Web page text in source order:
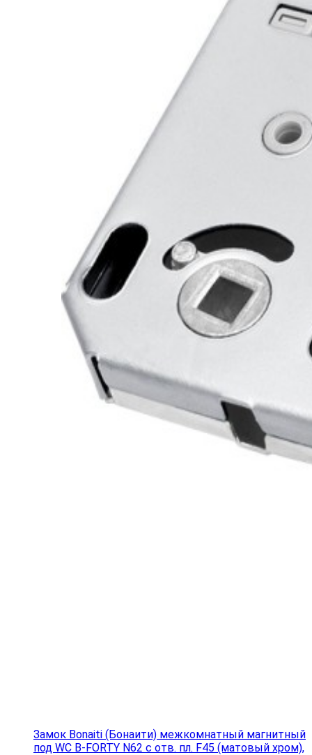
Замок Bonaiti (Бонаити) межкомнатный магнитный
под WC B-FORTY N62 с отв. пл. F45 (матовый хром),